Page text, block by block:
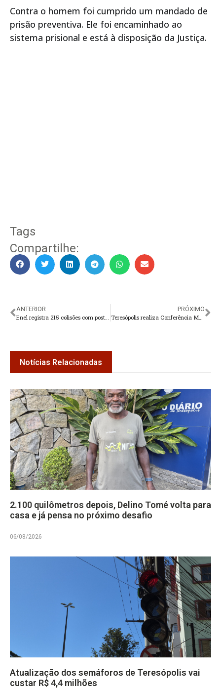
Contra o homem foi cumprido um mandado de
prisão preventiva. Ele foi encaminhado ao
sistema prisional e está à disposição da Justiça.
Tags
Compartilhe:
ANTERIOR
PRÓXIMO
Notícias Relacionadas
2.100 quilômetros depois, Delino Tomé volta para
casa e já pensa no próximo desafio
06/08/2026
Atualização dos semáforos de Teresópolis vai
custar R$ 4,4 milhões